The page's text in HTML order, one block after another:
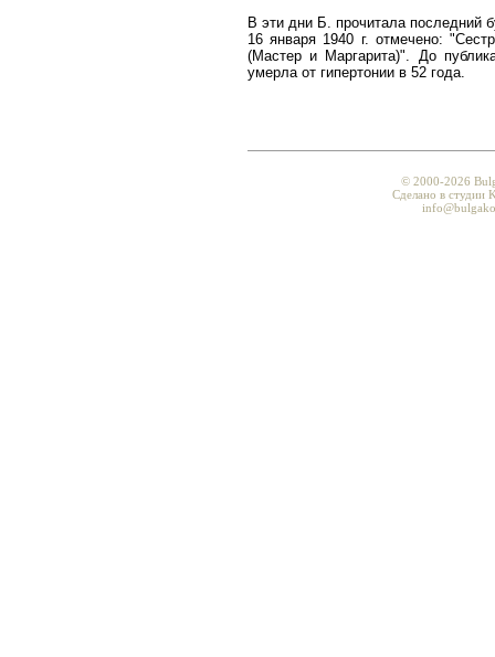
В эти дни Б. прочитала последний
16 января 1940 г. отмечено:
(Мастер и Маргарита)". До
умерла от гипертонии в 52 года.
© 2000-2026
Сделано в студии